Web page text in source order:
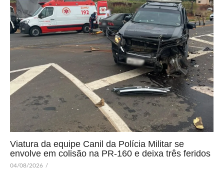
Viatura da equipe Canil da Polícia Militar se
envolve em colisão na PR-160 e deixa três feridos
04/08/2026 /